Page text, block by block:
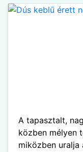
A tapasztalt,
közben mélyen
miközben uralja